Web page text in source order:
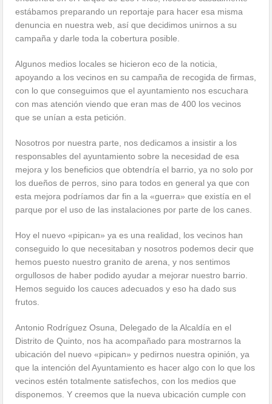
estábamos preparando un reportaje para hacer esa misma
denuncia en nuestra web, así que decidimos unirnos a su
campaña y darle toda la cobertura posible.
Algunos medios locales se hicieron eco de la noticia,
apoyando a los vecinos en su campaña de recogida de firmas,
con lo que conseguimos que el ayuntamiento nos escuchara
con mas atención viendo que eran mas de 400 los vecinos
que se unían a esta petición.
Nosotros por nuestra parte, nos dedicamos a insistir a los
responsables del ayuntamiento sobre la necesidad de esa
mejora y los beneficios que obtendría el barrio, ya no solo por
los dueños de perros, sino para todos en general ya que con
esta mejora podríamos dar fin a la «guerra» que existía en el
parque por el uso de las instalaciones por parte de los canes.
Hoy el nuevo «pipican» ya es una realidad, los vecinos han
conseguido lo que necesitaban y nosotros podemos decir que
hemos puesto nuestro granito de arena, y nos sentimos
orgullosos de haber podido ayudar a mejorar nuestro barrio.
Hemos seguido los cauces adecuados y eso ha dado sus
frutos.
Antonio Rodríguez Osuna, Delegado de la Alcaldía en el
Distrito de Quinto, nos ha acompañado para mostrarnos la
ubicación del nuevo «pipican» y pedirnos nuestra opinión, ya
que la intención del Ayuntamiento es hacer algo con lo que los
vecinos estén totalmente satisfechos, con los medios que
disponemos. Y creemos que la nueva ubicación cumple con